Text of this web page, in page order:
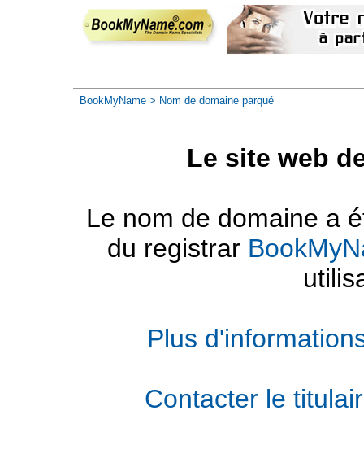
BookMyName > Nom de domaine parqué
Le site web
Le nom de domaine a
du registrar
Plus
Contacter le